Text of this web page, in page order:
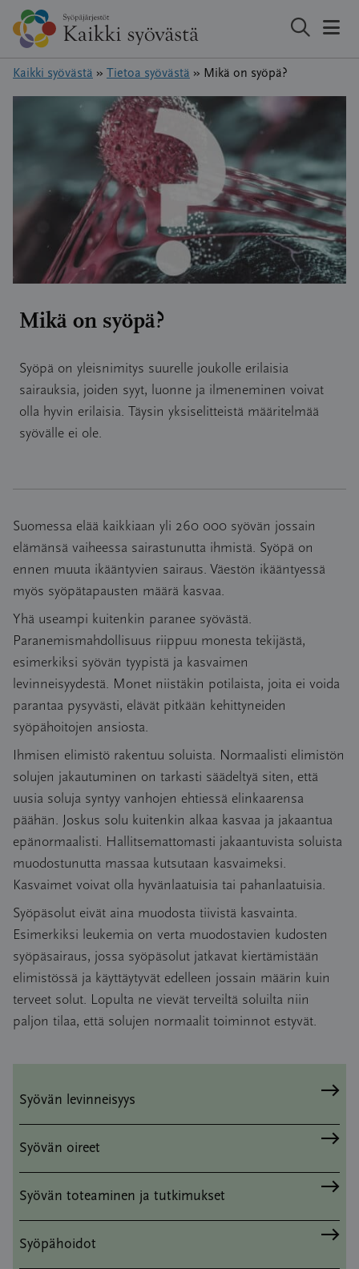
Hyppää
sisältöön
Kaikki syövästä » Tietoa syövästä » Mikä on syöpä?
Mikä on syöpä?
Syöpä on yleisnimitys suurelle joukolle erilaisia
sairauksia, joiden syyt, luonne ja ilmeneminen voivat
olla hyvin erilaisia. Täysin yksiselitteistä määritelmää
syövälle ei ole.
Suomessa elää kaikkiaan yli 260 000 syövän jossain
elämänsä vaiheessa sairastunutta ihmistä. Syöpä on
ennen muuta ikääntyvien sairaus. Väestön ikääntyessä
myös syöpätapausten määrä kasvaa.
Yhä useampi kuitenkin paranee syövästä.
Paranemismahdollisuus riippuu monesta tekijästä,
esimerkiksi syövän tyypistä ja kasvaimen
levinneisyydestä. Monet niistäkin potilaista, joita ei voida
parantaa pysyvästi, elävät pitkään kehittyneiden
syöpähoitojen ansiosta.
Ihmisen elimistö rakentuu soluista. Normaalisti elimistön
solujen jakautuminen on tarkasti säädeltyä siten, että
uusia soluja syntyy vanhojen ehtiessä elinkaarensa
päähän. Joskus solu kuitenkin alkaa kasvaa ja jakaantua
epänormaalisti. Hallitsemattomasti jakaantuvista soluista
muodostunutta massaa kutsutaan kasvaimeksi.
Kasvaimet voivat olla hyvänlaatuisia tai pahanlaatuisia.
Syöpäsolut eivät aina muodosta tiivistä kasvainta.
Esimerkiksi leukemia on verta muodostavien kudosten
syöpäsairaus, jossa syöpäsolut jatkavat kiertämistään
elimistössä ja käyttäytyvät edelleen jossain määrin kuin
terveet solut. Lopulta ne vievät terveiltä soluilta niin
paljon tilaa, että solujen normaalit toiminnot estyvät.
Syövän levinneisyys
Syövän oireet
Syövän toteaminen ja tutkimukset
Syöpähoidot